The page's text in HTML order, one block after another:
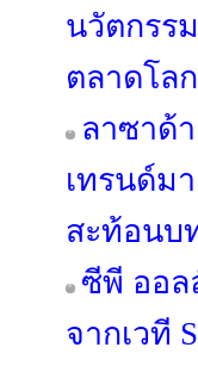
นวัตกรร
ตลาดโลก
ลาซาด้
เทรนด์ม
สะท้อนบ
ซีพี ออล
จากเวที